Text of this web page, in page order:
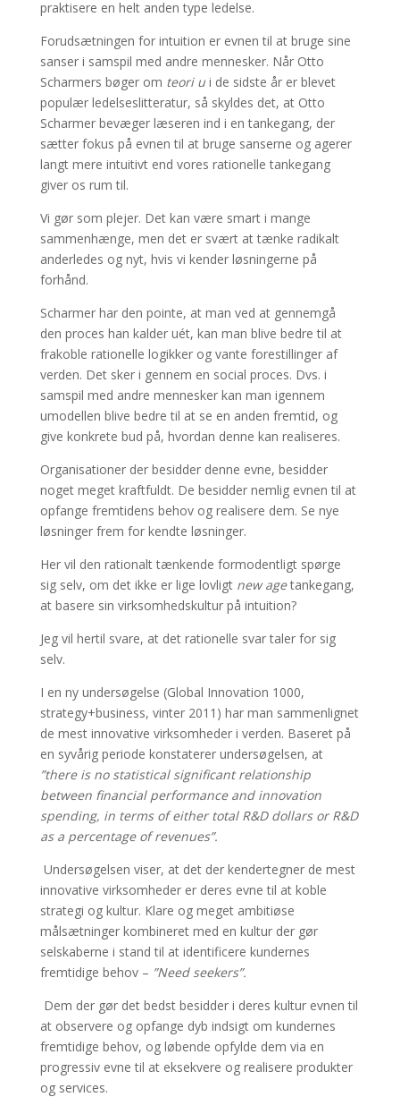
praktisere en helt anden type ledelse.
Forudsætningen for intuition er evnen til at bruge sine
sanser i samspil med andre mennesker. Når Otto
Scharmers bøger om teori ui de sidste år er blevet
populær ledelseslitteratur, så skyldes det, at Otto
Scharmer bevæger læseren ind i en tankegang, der
sætter fokus på evnen til at bruge sanserne og agerer
langt mere intuitivt end vores rationelle tankegang
giver os rum til.
Vi gør som plejer. Det kan være smart i mange
sammenhænge, men det er svært at tænke radikalt
anderledes og nyt, hvis vi kender løsningerne på
forhånd.
Scharmer har den pointe, at man ved at gennemgå
den proces han kalder uét, kan man blive bedre til at
frakoble rationelle logikker og vante forestillinger af
verden. Det sker i gennem en social proces. Dvs. i
samspil med andre mennesker kan man igennem
umodellen blive bedre til at se en anden fremtid, og
give konkrete bud på, hvordan denne kan realiseres.
Organisationer der besidder denne evne, besidder
noget meget kraftfuldt. De besidder nemlig evnen til at
opfange fremtidens behov og realisere dem. Se nye
løsninger frem for kendte løsninger.
Her vil den rationalt tænkende formodentligt spørge
sig selv, om det ikke er lige lovligt new agetankegang,
at basere sin virksomhedskultur på intuition?
Jeg vil hertil svare, at det rationelle svar taler for sig
selv.
I en ny undersøgelse (Global Innovation 1000,
strategy+business, vinter 2011) har man sammenlignet
de mest innovative virksomheder i verden. Baseret på
en syvårig periode konstaterer undersøgelsen, at
”there is no statistical significant relationship
between financial performance and innovation
spending, in terms of either total R&D dollars or R&D
as a percentage of revenues”.
Undersøgelsen viser, at det der kendertegner de mest
innovative virksomheder er deres evne til at koble
strategi og kultur. Klare og meget ambitiøse
målsætninger kombineret med en kultur der gør
selskaberne i stand til at identificere kundernes
fremtidige behov – ”Need seekers”.
Dem der gør det bedst besidder i deres kultur evnen til
at observere og opfange dyb indsigt om kundernes
fremtidige behov, og løbende opfylde dem via en
progressiv evne til at eksekvere og realisere produkter
og services.